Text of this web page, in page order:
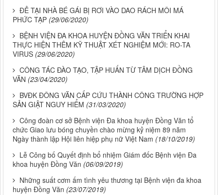
ĐẺ TẠI NHÀ BÉ GÁI BỊ RƠI VÀO DAO RÁCH MÔI MÁ
PHỨC TẠP (29/06/2020)
BỆNH VIỆN ĐA KHOA HUYỆN ĐỒNG VĂN TRIỂN KHAI
THỰC HIỆN THÊM KỸ THUẬT XÉT NGHIỆM MỚI: RO-TA
VIRUS (29/06/2020)
CÔNG TÁC ĐÀO TẠO, TẬP HUẤN TỪ TÂM DỊCH ĐỒNG
VĂN (23/04/2020)
BVĐK ĐÔNG VĂN CẤP CỨU THÀNH CÔNG TRƯỜNG HỢP
SẢN GIẬT NGUY HIỂM (31/03/2020)
Công đoàn cơ sở Bệnh viện Đa khoa huyện Đồng Văn tổ
chức Giao lưu bóng chuyền chào mừng kỷ niệm 89 năm
Ngày thành lập Hội liên hiệp phụ nữ Việt Nam (18/10/2019)
Lễ Công bố Quyết định bổ nhiệm Giám đốc Bệnh viện Đa
khoa huyện Đồng Văn (06/09/2019)
Những suất cơm ấm tình yêu thương tại Bệnh viện đa khoa
huyện Đồng Văn (23/07/2019)